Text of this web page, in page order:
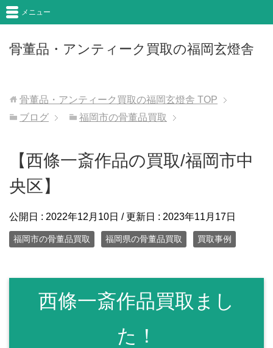
骨董品・アンティーク買取の福岡玄燈舎
メニュー
骨董品・アンティーク買取の福岡玄燈舎 TOP
ブログ
福岡市の骨董品買取
【西條一斎作品の買取/福岡市中
央区】
公開日 : 2022年12月10日 / 更新日 : 2023年11月17日
福岡市の骨董品買取 福岡県の骨董品買取 買取事例
西條一斎作品買取まし
た！